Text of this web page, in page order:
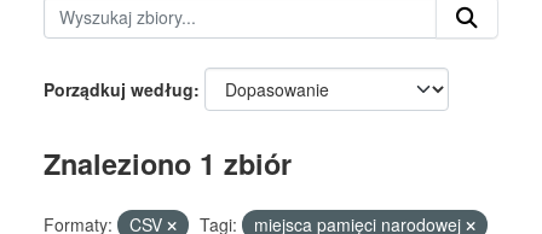
Porządkuj według
Znaleziono 1 zbiór
Formaty: CSV Tagi:
miejsca pamięci narodowej